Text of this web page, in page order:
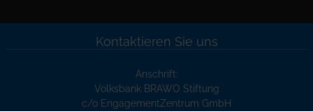
Kontaktieren Sie uns
Anschrift:
Volksbank BRAWO Stiftung
c/o EngagementZentrum GmbH